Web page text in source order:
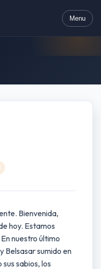
Menu
Bienvenida,
hoy. Estamos
nuestro último
Belsasar sumido en
sabios, los